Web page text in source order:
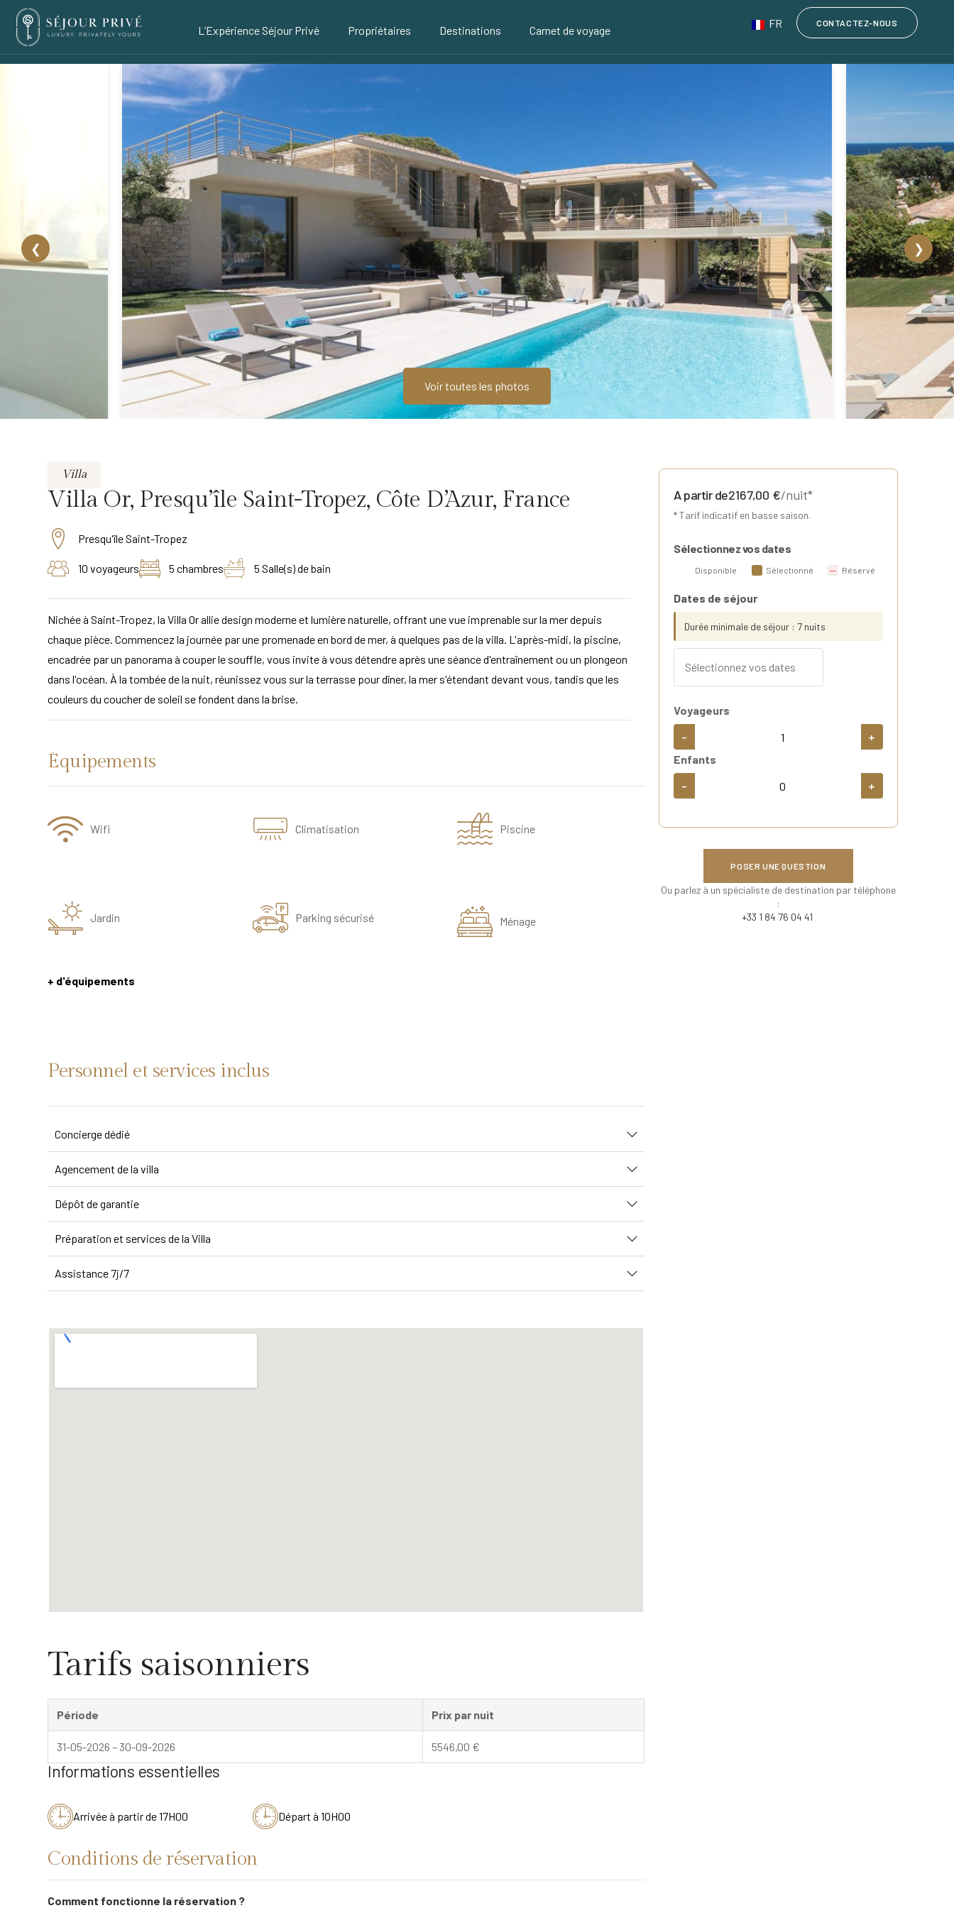
L’Expérience Séjour Privé Propriétaires Destinations Carnet de voyage
FR CONTACTEZ-NOUS
❮ ❯
Voir toutes les photos
Villa
Villa Or, Presqu’île Saint-Tropez, Côte D’Azur, France
Presqu'île Saint-Tropez
10 voyageurs 5 chambres 5 Salle(s) de bain
Nichée à Saint-Tropez, la Villa Or allie design moderne et lumière naturelle, offrant une vue imprenable sur la mer depuis
chaque pièce. Commencez la journée par une promenade en bord de mer, à quelques pas de la villa. L'après-midi, la piscine,
encadrée par un panorama à couper le souffle, vous invite à vous détendre après une séance d'entraînement ou un plongeon
dans l'océan. À la tombée de la nuit, réunissez vous sur la terrasse pour dîner, la mer s'étendant devant vous, tandis que les
couleurs du coucher de soleil se fondent dans la brise.
Équipements
Wifi Climatisation Piscine
Jardin Parking sécurisé Ménage
+ d'équipements
Personnel et services inclus
Concierge dédié
Agencement de la villa
Dépôt de garantie
Préparation et services de la Villa
Assistance 7j/7
Tarifs saisonniers
Période Prix par nuit
31-05-2026 – 30-09-2026 5546,00 €
Informations essentielles
Arrivée à partir de 17H00 Départ à 10H00
Conditions de réservation
Comment fonctionne la réservation ?
A partir de2167,00 €/nuit*
* Tarif indicatif en basse saison.
Sélectionnez vos dates
Disponible Sélectionné Réservé
Dates de séjour
Durée minimale de séjour : 7 nuits
Voyageurs
- +
Enfants
- +
POSER UNE QUESTION
Ou parlez à un spécialiste de destination par téléphone
:
+33 1 84 76 04 41